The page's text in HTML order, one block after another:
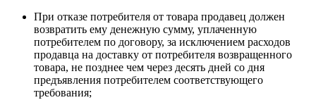
При отказе потребителя от товара продавец должен
возвратить ему денежную сумму, уплаченную
потребителем по договору, за исключением расходов
продавца на доставку от потребителя возвращенного
товара, не позднее чем через десять дней со дня
предъявления потребителем соответствующего
требования;